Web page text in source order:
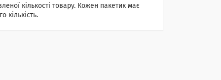
кількості товару. Кожен пакетик має
кількість.